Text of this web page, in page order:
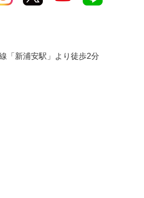
「新浦安駅」より徒歩2分